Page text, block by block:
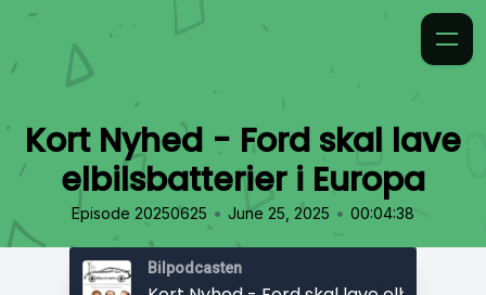
Kort Nyhed - Ford skal lave
elbilsbatterier i Europa
Episode 20250625 • June 25, 2025 • 00:04:38
Bilpodcasten